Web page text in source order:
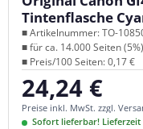
Tintenflasche
■ Artikelnummer: TO-
■ für ca. 14.000 Seiten (5%)
■ Preis/100 Seiten: 0,17 €
Regulärer Preis:
24,24 €
Preise inkl. MwSt. zzgl.
Sofort lieferbar! Lieferzeit